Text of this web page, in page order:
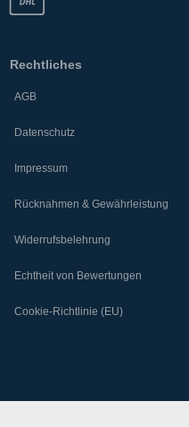
Rechtliches
AGB
Datenschutz
Impressum
Rücknahmen & Gewährleistung
Widerrufsbelehrung
Echtheit von Bewertungen
Cookie-Richtlinie (EU)